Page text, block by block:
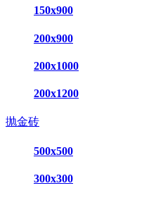
150x900
200x900
200x1000
200x1200
抛金砖
500x500
300x300